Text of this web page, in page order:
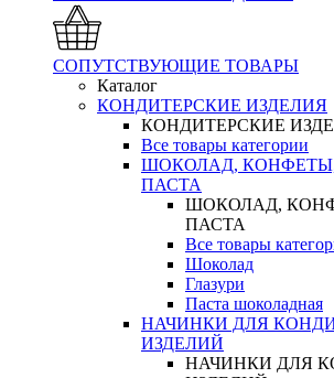
СОПУТСТВУЮЩИЕ ТОВАРЫ
Каталог
КОНДИТЕРСКИЕ ИЗДЕЛИЯ
КОНДИТЕРСКИЕ
Все товары категории
ШОКОЛАД, КОНФЕТЫ,
ПАСТА
ШОКОЛАД,
ПАСТА
Все товары
Шоколад
Глазури
Паста шоколадная
НАЧИНКИ ДЛЯ
ИЗДЕЛИЙ
НАЧИНКИ ДЛЯ